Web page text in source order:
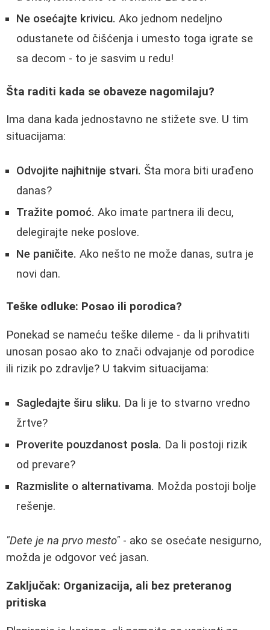
Ne osećajte krivicu. Ako jednom nedeljno
odustanete od čišćenja i umesto toga igrate se
sa decom - to je sasvim u redu!
Šta raditi kada se obaveze nagomilaju?
Ima dana kada jednostavno ne stižete sve. U tim
situacijama:
Odvojite najhitnije stvari. Šta mora biti urađeno
danas?
Tražite pomoć. Ako imate partnera ili decu,
delegirajte neke poslove.
Ne paničite. Ako nešto ne može danas, sutra je
novi dan.
Teške odluke: Posao ili porodica?
Ponekad se nameću teške dileme - da li prihvatiti
unosan posao ako to znači odvajanje od porodice
ili rizik po zdravlje? U takvim situacijama:
Sagledajte širu sliku. Da li je to stvarno vredno
žrtve?
Proverite pouzdanost posla. Da li postoji rizik
od prevare?
Razmislite o alternativama. Možda postoji bolje
rešenje.
"Dete je na prvo mesto" - ako se osećate nesigurno,
možda je odgovor već jasan.
Zaključak: Organizacija, ali bez preteranog
pritiska